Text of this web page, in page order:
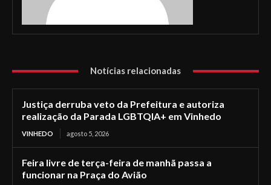
Notícias relacionadas
Justiça derruba veto da Prefeitura e autoriza
realização da Parada LGBTQIA+ em Vinhedo
VINHEDO agosto 5, 2026
Feira livre de terça-feira de manhã passa a
funcionar na Praça do Avião